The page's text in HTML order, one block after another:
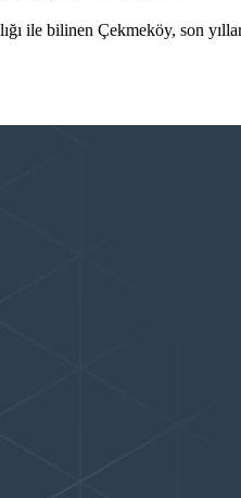
ile bilinen Çekmeköy, son